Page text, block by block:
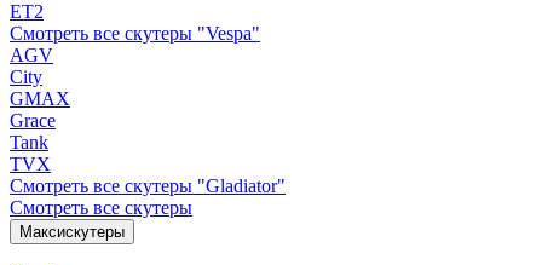
ET2
Смотреть все скутеры "Vespa"
AGV
City
GMAX
Grace
Tank
TVX
Смотреть все скутеры "Gladiator"
Смотреть все скутеры
Максискутеры